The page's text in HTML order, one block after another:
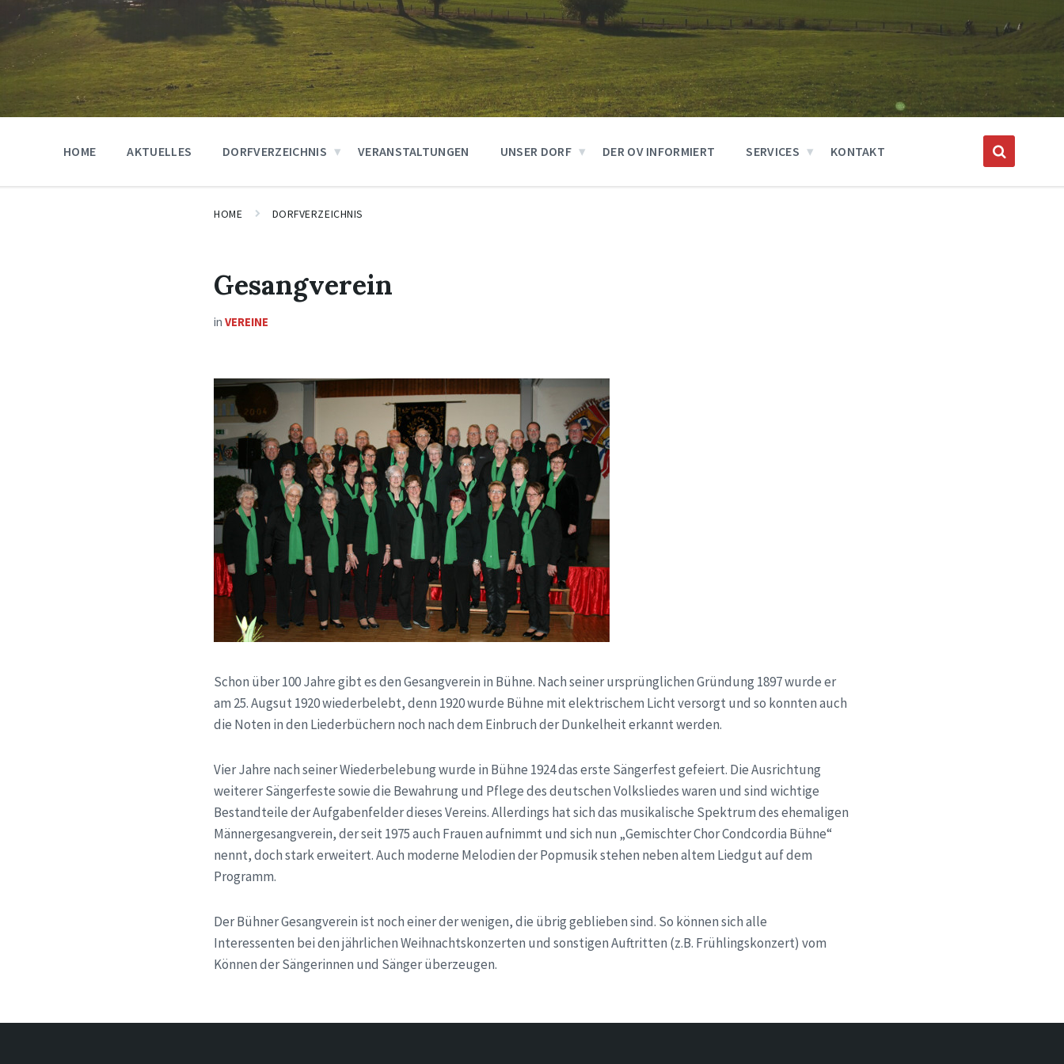
HOME AKTUELLES DORFVERZEICHNIS VERANSTALTUNGEN UNSER DORF DER OV INFORMIERT SERVICES KONTAKT
HOME DORFVERZEICHNIS
Gesangverein
inVEREINE
Schon über 100 Jahre gibt es den Gesangverein in Bühne. Nach seiner ursprünglichen Gründung 1897 wurde er
am 25. Augsut 1920 wiederbelebt, denn 1920 wurde Bühne mit elektrischem Licht versorgt und so konnten auch
die Noten in den Liederbüchern noch nach dem Einbruch der Dunkelheit erkannt werden.
Vier Jahre nach seiner Wiederbelebung wurde in Bühne 1924 das erste Sängerfest gefeiert. Die Ausrichtung
weiterer Sängerfeste sowie die Bewahrung und Pflege des deutschen Volksliedes waren und sind wichtige
Bestandteile der Aufgabenfelder dieses Vereins. Allerdings hat sich das musikalische Spektrum des ehemaligen
Männergesangverein, der seit 1975 auch Frauen aufnimmt und sich nun „Gemischter Chor Condcordia Bühne“
nennt, doch stark erweitert. Auch moderne Melodien der Popmusik stehen neben altem Liedgut auf dem
Programm.
Der Bühner Gesangverein ist noch einer der wenigen, die übrig geblieben sind. So können sich alle
Interessenten bei den jährlichen Weihnachtskonzerten und sonstigen Auftritten (z.B. Frühlingskonzert) vom
Können der Sängerinnen und Sänger überzeugen.